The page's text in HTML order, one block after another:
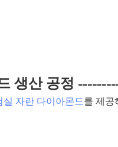
생산 공정
실 자란 다이아몬드를 제공